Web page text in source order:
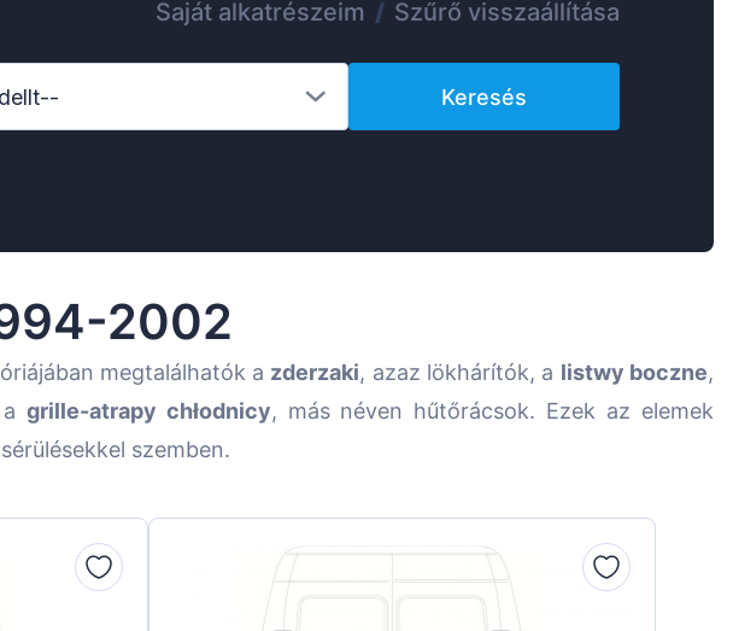
Suomen
Lietuvių
Hrvatski
Saját alkatrészeim / Szűrő visszaállítása
Keresés
2002
megtalálhatók a zderzaki, azaz lökhárítók, a listwy boczne,
grille-atrapy chłodnicy, más néven hűtőrácsok. Ezek az elemek
szemben.